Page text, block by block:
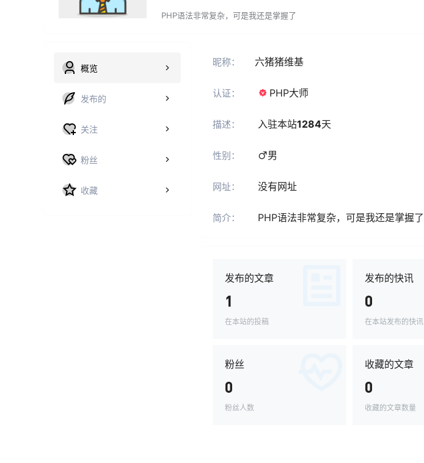
PHP语法非常复杂，可是我还是掌握了
概览
发布的
关注
粉丝
收藏
昵称： 六猪猪维基
认证： PHP大师
描述： 入驻本站1284天
性别： 男
网址： 没有网址
简介： PHP语法非常复杂，可是我还是掌握了
发布的文章
1
在本站的投稿
发布的快讯
0
在本站发布的快讯
粉丝
0
粉丝人数
收藏的文章
0
收藏的文章数量